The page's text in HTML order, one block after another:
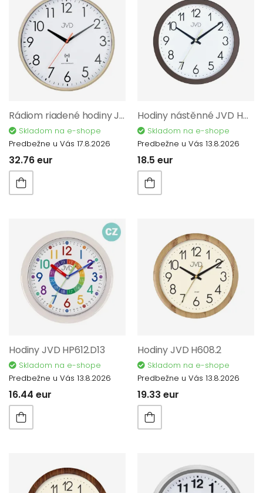
Rádiom riadené hodiny JVD RH502.2
Skladom na e-shope
Predbežne u Vás 17.8.2026
32.76 eur
Hodiny nástěnné JVD HA229.2
Skladom na e-shope
Predbežne u Vás 13.8.2026
18.5 eur
Hodiny JVD HP612.D13
Skladom na e-shope
Predbežne u Vás 13.8.2026
16.44 eur
Hodiny JVD H608.2
Skladom na e-shope
Predbežne u Vás 13.8.2026
19.33 eur